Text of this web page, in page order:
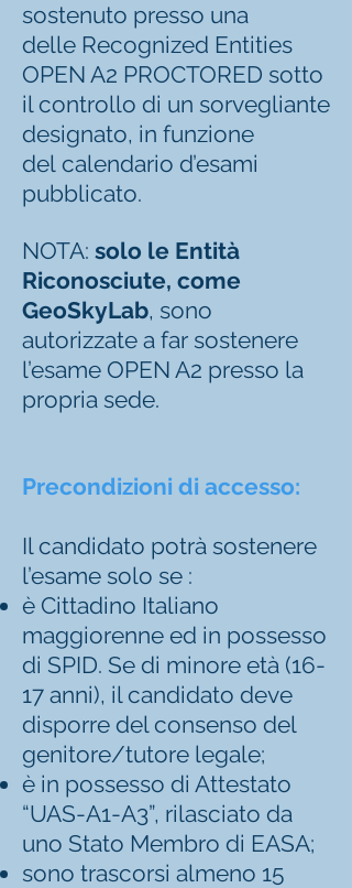
sostenuto presso una
delle Recognized Entities
OPEN A2 PROCTORED sotto
il controllo di un sorvegliante
designato, in funzione
del calendario d’esami
pubblicato.
NOTA: solo le Entità
Riconosciute, come
GeoSkyLab, sono
autorizzate a far sostenere
l’esame OPEN A2 presso la
propria sede.
Precondizioni di accesso:
Il candidato potrà sostenere
l’esame solo se :
è Cittadino Italiano
maggiorenne ed in possesso
di SPID. Se di minore età (16-
17 anni), il candidato deve
disporre del consenso del
genitore/tutore legale;
è in possesso di Attestato
“UAS-A1-A3”, rilasciato da
uno Stato Membro di EASA;
sono trascorsi almeno 15